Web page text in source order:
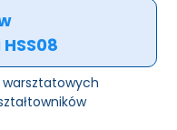
warsztatowych